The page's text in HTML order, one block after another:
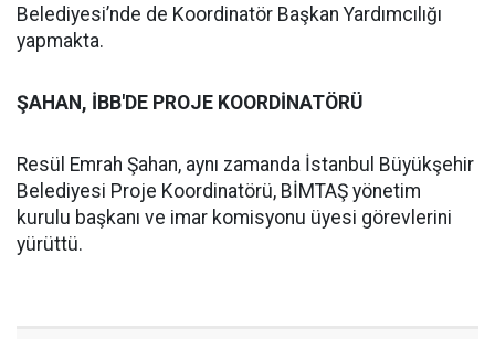
Belediyesi’nde de Koordinatör Başkan Yardımcılığı
yapmakta.
ŞAHAN, İBB'DE PROJE KOORDİNATÖRÜ
Resül Emrah Şahan, aynı zamanda İstanbul Büyükşehir
Belediyesi Proje Koordinatörü, BİMTAŞ yönetim
kurulu başkanı ve imar komisyonu üyesi görevlerini
yürüttü.